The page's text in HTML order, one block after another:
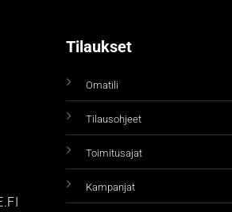
Tilaukset
Omatili
Tilausohjeet
Toimitusajat
Kampanjat